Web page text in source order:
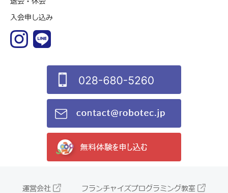
入会申し込み
運営会社 フランチャイズプログラミング教室